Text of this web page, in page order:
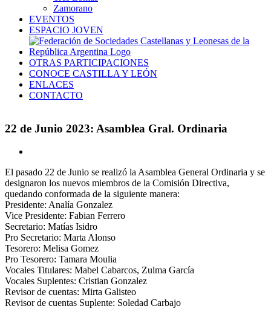
Zamorano
EVENTOS
ESPACIO JOVEN
OTRAS PARTICIPACIONES
CONOCE CASTILLA Y LEÓN
ENLACES
CONTACTO
22 de Junio 2023: Asamblea Gral. Ordinaria
más
grande
El pasado 22 de Junio se realizó la Asamblea General Ordinaria y se
designaron los nuevos miembros de la Comisión Directiva,
quedando conformada de la siguiente manera:
Presidente: Analía Gonzalez
Vice Presidente: Fabian Ferrero
Secretario: Matías Isidro
Pro Secretario: Marta Alonso
Tesorero: Melisa Gomez
Pro Tesorero: Tamara Moulia
Vocales Titulares: Mabel Cabarcos, Zulma García
Vocales Suplentes: Cristian Gonzalez
Revisor de cuentas: Mirta Galisteo
Revisor de cuentas Suplente: Soledad Carbajo